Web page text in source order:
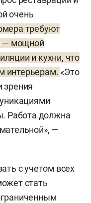
очень
требуют
— мощной
и кухни, что
интерьерам. «Это
зрения
Работа должна
—
с учетом всех
стать